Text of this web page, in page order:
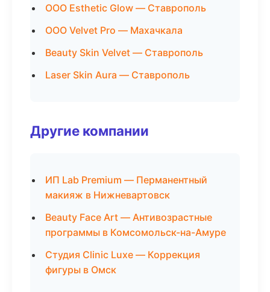
ООО Esthetic Glow — Ставрополь
ООО Velvet Pro — Махачкала
Beauty Skin Velvet — Ставрополь
Laser Skin Aura — Ставрополь
Другие компании
ИП Lab Premium — Перманентный
макияж в Нижневартовск
Beauty Face Art — Антивозрастные
программы в Комсомольск-на-Амуре
Студия Clinic Luxe — Коррекция
фигуры в Омск